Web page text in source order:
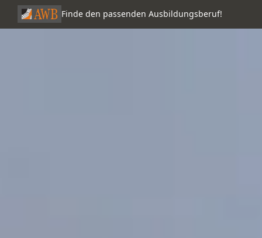
Finde den passenden Ausbildungsberuf!